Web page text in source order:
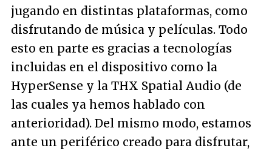
jugando en distintas plataformas, como
disfrutando de música y películas. Todo
esto en parte es gracias a tecnologías
incluidas en el dispositivo como la
HyperSense y la THX Spatial Audio (de
las cuales ya hemos hablado con
anterioridad). Del mismo modo, estamos
ante un periférico creado para disfrutar,